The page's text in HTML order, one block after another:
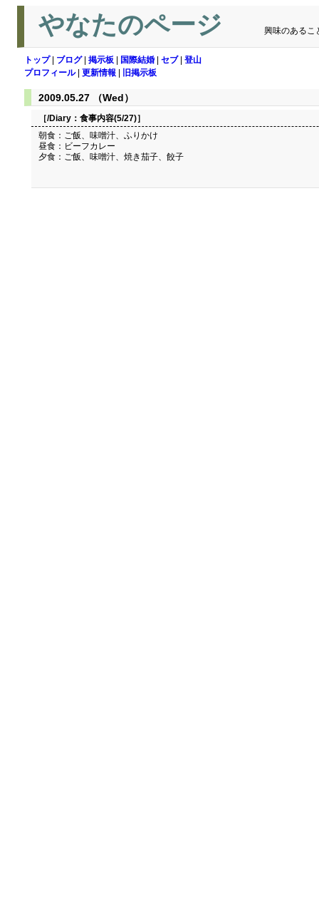
やなたのページ 興味のあるこ
トップ| ブログ| 掲示板 国際結婚 セブ| 登山
プロフィール| 更新情報 旧掲示板
2009.05.27 （Wed）
［/Diary： 食事内容(5/27)］
朝食：ご飯、味噌汁、ふりかけ
昼食：ビーフカレー
夕食：ご飯、味噌汁、焼き茄子、餃子